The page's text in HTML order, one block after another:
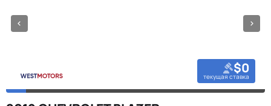
$0
текущая ставка